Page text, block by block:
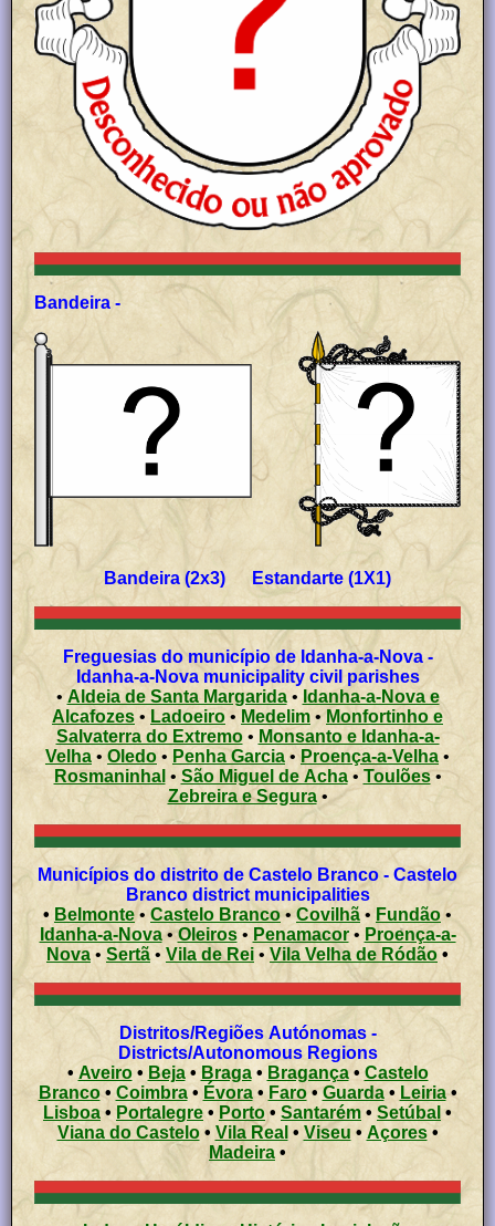
Bandeira -
Bandeira (2x3) Estandarte (1X1)
Freguesias do município de Idanha-a-Nova -
Idanha-a-Nova municipality civil parishes
•Aldeia de Santa Margarida • Idanha-a-Nova e
Alcafozes • Ladoeiro • Medelim •Monfortinho e
Salvaterra do Extremo • Monsanto e Idanha-a-
Velha • Oledo • Penha Garcia • Proença-a-Velha •
Rosmaninhal • São Miguel de Acha• Toulões•
Zebreira e Segura •
Municípios do distrito de Castelo Branco - Castelo
Branco district municipalities
• Belmonte• Castelo Branco•Covilhã • Fundão •
Idanha-a-Nova•Oleiros• Penamacor• Proença-a-
Nova• Sertã • Vila de Rei •Vila Velha de Ródão •
Distritos/Regiões Autónomas -
Districts/Autonomous Regions
•Aveiro• Beja• Braga• Bragança• Castelo
Branco• Coimbra• Évora• Faro•Guarda• Leiria•
Lisboa •Portalegre • Porto • Santarém • Setúbal •
Viana do Castelo• Vila Real • Viseu • Açores •
Madeira •